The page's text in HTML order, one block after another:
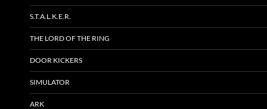
S.T.A.L.K.E.R.
THE LORD OF THE RING
DOOR KICKERS
SIMULATOR
ARK